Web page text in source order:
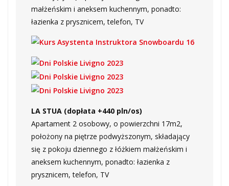
małżeńskim i aneksem kuchennym, ponadto:
łazienka z prysznicem, telefon, TV
LA STUA (dopłata +440 pln/os)
Apartament 2 osobowy, o powierzchni 17m2,
położony na piętrze podwyższonym, składający
się z pokoju dziennego z łóżkiem małżeńskim i
aneksem kuchennym, ponadto: łazienka z
prysznicem, telefon, TV